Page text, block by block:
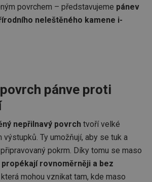
povrchem – představujeme pánev
neleštěného kamene i-
pánve proti
nepřilnavý povrch tvoří velké
Ty umožňují, aby se tuk a
pokrm. Díky tomu se maso
propékají rovnoměrněji a bez
která mohou vznikat tam, kde maso